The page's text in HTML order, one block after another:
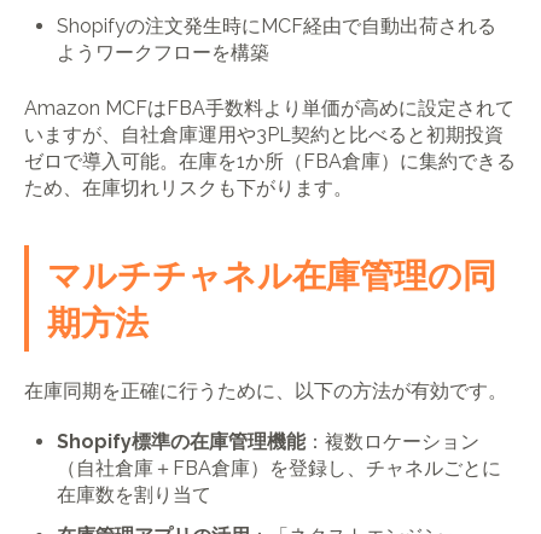
Shopifyの注文発生時にMCF経由で自動出荷される
ようワークフローを構築
Amazon MCFはFBA手数料より単価が高めに設定されて
いますが、自社倉庫運用や3PL契約と比べると初期投資
ゼロで導入可能。在庫を1か所（FBA倉庫）に集約できる
ため、在庫切れリスクも下がります。
マルチチャネル在庫管理の同
期方法
在庫同期を正確に行うために、以下の方法が有効です。
Shopify標準の在庫管理機能：複数ロケーション
（自社倉庫＋FBA倉庫）を登録し、チャネルごとに
在庫数を割り当て